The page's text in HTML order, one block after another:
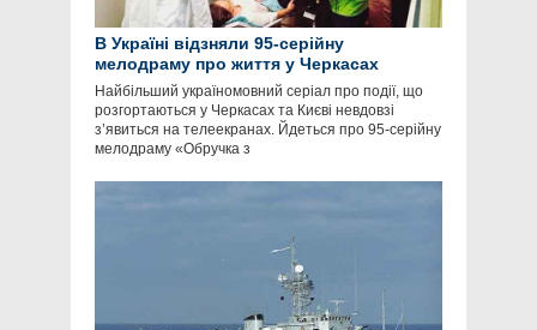
В Україні відзняли 95-серійну
мелодраму про життя у Черкасах
Найбільший україномовний серіал про події, що
розгортаються у Черкасах та Києві невдовзі
з’явиться на телеекранах. Йдеться про 95-серійну
мелодраму «Обручка з